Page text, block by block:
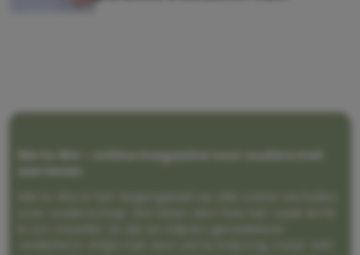
Me to We – online magazine voor ouders met